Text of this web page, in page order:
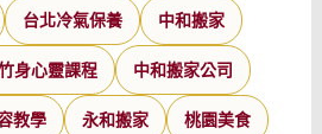
台北冷氣保養 中和搬家
身心靈課程 中和搬家公司
教學 永和搬家 桃園美食